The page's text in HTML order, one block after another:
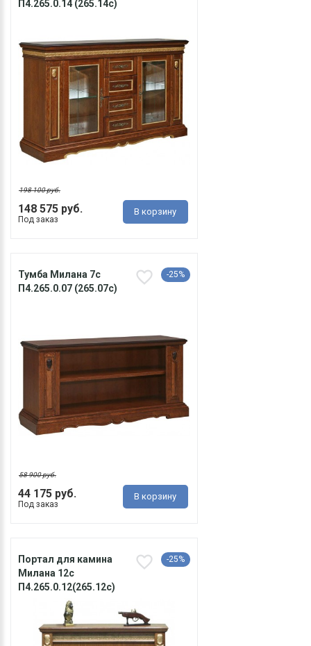
П4.265.0.14 (265.14с)
148 575 руб.
198 100 руб.
Под заказ
В корзину
Тумба Милана 7с
П4.265.0.07 (265.07с)
-25%
44 175 руб.
58 900 руб.
Под заказ
В корзину
Портал для камина
Милана 12с
П4.265.0.12(265.12с)
-25%